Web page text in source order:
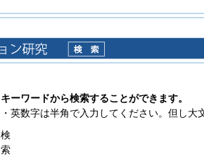
キーワードから検索することができます。
・英数字は半角で入力してください。但し大
検
索